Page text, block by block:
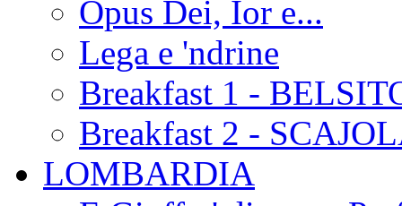
Opus Dei, Ior e...
Lega e 'ndrine
Breakfast 1 -
Breakfast 2 -
LOMBARDIA